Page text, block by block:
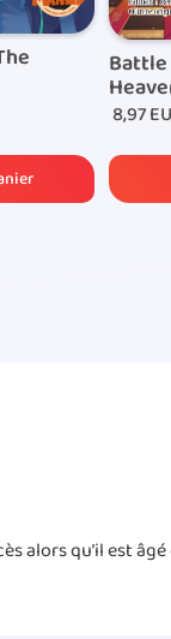
8,97
alors qu’il est âgé